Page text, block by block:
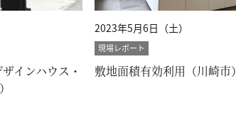
インハウス・
2023年5月6日（土）
現場レポート
敷地面積有効利用（川崎市）